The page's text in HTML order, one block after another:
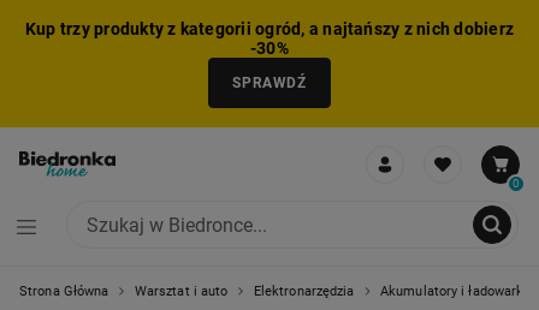
Kup trzy produkty z kategorii ogród, a najtańszy z nich dobierz
-30%
SPRAWDŹ
0
Strona Główna Warsztat i auto Elektronarzędzia Akumulatory i ładowarki